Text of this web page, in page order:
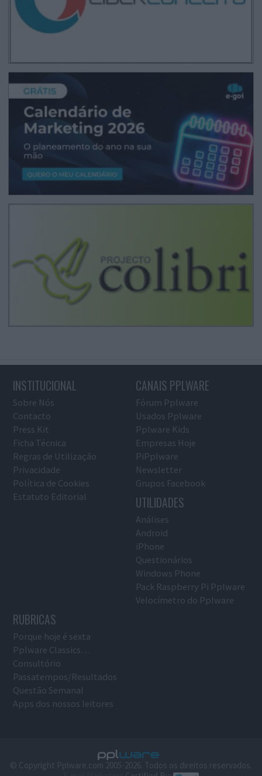
INSTITUCIONAL
Sobre Nós
Contacto
Press Kit
Ficha Técnica
Regras de Utilização
Privacidade
Política de Cookies
Estatuto Editorial
CANAIS PPLWARE
Fórum Pplware
Usados Pplware
Pplware Kids
Empresas Hoje
PiPplware
Newsletter
Grupos Facebook
UTILIDADES
Análises
Android
iPhone
Questionários
Windows Phone
Pack Raspberry Pi Pplware
Velocímetro do Pplware
RUBRICAS
Porque hoje é sexta
Pplware Classics…
Consultório
Passatempos/Resultados
Questão Semanal
Apps dos nossos leitores
© Copyright Pplware.com 2005-2026. Todos os direitos reservados.